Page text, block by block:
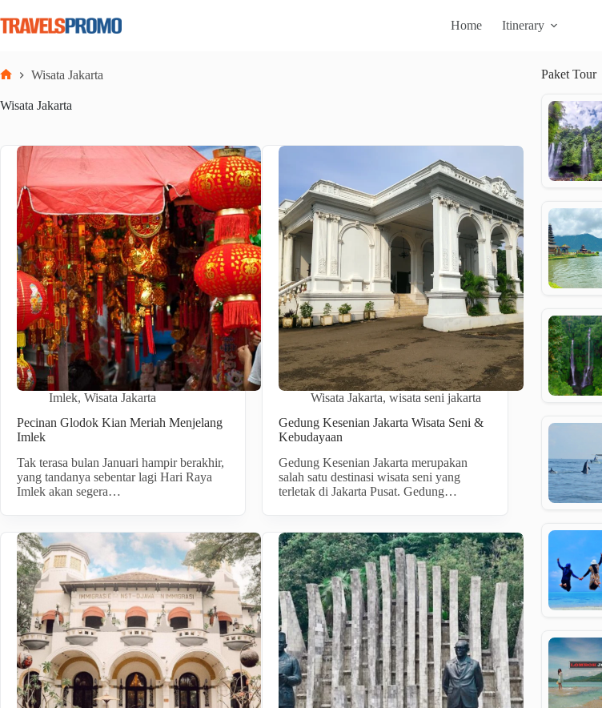
to
content
Home Itinerary
Wisata Jakarta
Wisata Jakarta
Imlek, Wisata Jakarta
Pecinan Glodok Kian Meriah Menjelang
Imlek
Tak terasa bulan Januari hampir berakhir,
yang tandanya sebentar lagi Hari Raya
Imlek akan segera…
Wisata Jakarta,wisata seni jakarta
Gedung Kesenian Jakarta Wisata Seni &
Kebudayaan
Gedung Kesenian Jakarta merupakan
salah satu destinasi wisata seni yang
terletak di Jakarta Pusat. Gedung…
Paket Tour